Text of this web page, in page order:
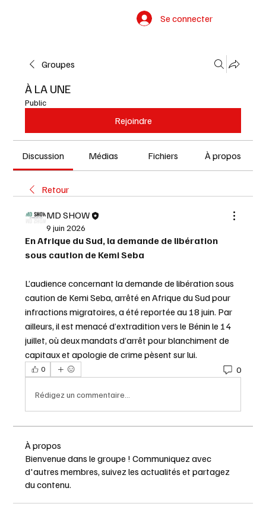
Se connecter
Groupes
À LA UNE
Public
Rejoindre
Discussion Médias Fichiers À propos
Retour
MD SHOW
9 juin 2026
En Afrique du Sud, la demande de libération
sous caution de Kemi Seba
L’audience concernant la demande de libération sous
caution de Kemi Seba, arrêté en Afrique du Sud pour
infractions migratoires, a été reportée au 18 juin. Par
ailleurs, il est menacé d’extradition vers le Bénin le 14
juillet, où deux mandats d’arrêt pour blanchiment de
capitaux et apologie de crime pèsent sur lui.
0 0
Rédigez un commentaire...
À propos
Bienvenue dans le groupe ! Communiquez avec
d'autres membres, suivez les actualités et partagez
du contenu.